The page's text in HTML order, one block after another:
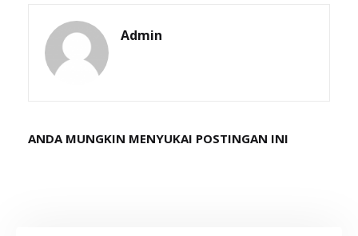
Admin
ANDA MUNGKIN MENYUKAI POSTINGAN INI